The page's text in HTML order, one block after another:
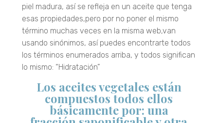
piel madura, así se refleja en un aceite que tenga
esas propiedades,pero por no poner el mismo
término muchas veces en la misma web,van
usando sinónimos, así puedes encontrarte todos
los términos enumerados arriba, y todos significan
lo mismo: “Hidratación”
Los aceites vegetales están
compuestos todos ellos
básicamente por: una